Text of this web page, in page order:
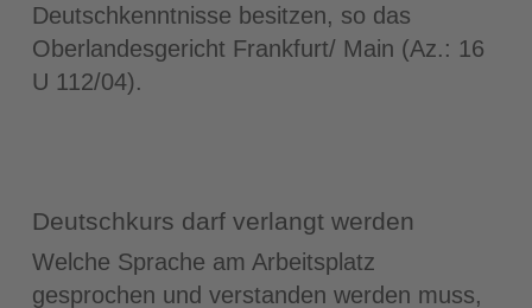
Deutschkenntnisse besitzen, so das
Oberlandesgericht Frankfurt/ Main (Az.: 16
U 112/04).
Deutschkurs darf verlangt werden
Welche Sprache am Arbeitsplatz
gesprochen und verstanden werden muss,